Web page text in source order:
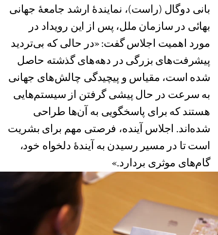
بانی دوگال (راست)، نمایندهٔ ارشد جامعهٔ جهانی
بهائی در سازمان ملل، پس از این رویداد در
مورد اهمیت اجلاس گفت: «در حالی که بی‌تردید
پیشرفت‌های بزرگی در دهه‌های گذشته حاصل
شده است، مقیاس و پیچیدگی چالش‌های جهانی
به سرعت در حال پیشی گرفتن از سیستم‌هایی
هستند که برای پاسخگویی به آن‌ها طراحی
شده‌اند. اجلاس آینده، فرصتی مهم برای بشریت
است تا در مسیر رسیدن به آیندۀ دلخواه خود،‌
گام‌های موثری بردارد.»